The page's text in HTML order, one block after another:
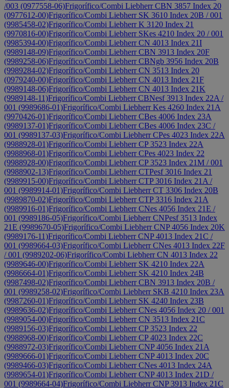
/003 (0977558-06)Frigorífico/Combi Liebherr CBN 3857 Index 20
(0977612-00)Frigorífico/Combi Liebherr SK 3610 Index 20B / 001
(9985458-02)Frigorífico/Combi Liebherr K 3120 Index 21
(9970816-00)Frigorífico/Combi Liebherr SKes 4210 Index 20 / 001
(9985394-00)Frigorífico/Combi Liebherr CN 4013 Index 21I
(9989148-09)Frigorífico/Combi Liebherr CBN 3913 Index 20F
(9989258-06)Frigorífico/Combi Liebherr CBNgb 3956 Index 20B
(9989284-02)Frigorífico/Combi Liebherr CN 3513 Index 20
(0979240-00)Frigorífico/Combi Liebherr CN 4013 Index 21F
(9989148-06)Frigorífico/Combi Liebherr CN 4013 Index 21K
(9989148-11)Frigorífico/Combi Liebherr CBNesf 3913 Index 22A /
001 (9989686-01)Frigorífico/Combi Liebherr Kes 4260 Index 21A
(9970426-01)Frigorífico/Combi Liebherr CBes 4006 Index 23A
(9989137-01)Frigorífico/Combi Liebherr CBes 4006 Index 23C /
001 (9989137-03)Frigorífico/Combi Liebherr CPes 4023 Index 22A
(9988928-01)Frigorífico/Combi Liebherr CP 3523 Index 22A
(9988968-01)Frigorífico/Combi Liebherr CPes 4023 Index 22
(9988928-00)Frigorífico/Combi Liebherr CP 3523 Index 21M / 001
(9988902-13)Frigorífico/Combi Liebherr CTPesf 3016 Index 21
(9989915-00)Frigorífico/Combi Liebherr CTP 3016 Index 21A /
001 (9989914-01)Frigorífico/Combi Liebherr CT 3306 Index 20B
(9989870-02)Frigorífico/Combi Liebherr CTP 3316 Index 21A
(9989916-01)Frigorífico/Combi Liebherr CNes 4056 Index 21E /
001 (9989186-05)Frigorífico/Combi Liebherr CNPesf 3513 Index
21E (9989670-05)Frigorífico/Combi Liebherr CNP 4056 Index 20K
(9989176-11)Frigorífico/Combi Liebherr CNP 4013 Index 21C /
001 (9989664-03)Frigorífico/Combi Liebherr CNes 4013 Index 22F
/ 001 (9989202-06)Frigorífico/Combi Liebherr CN 4013 Index 22
(9989646-00)Frigorífico/Combi Liebherr SK 4210 Index 22A
(9986664-01)Frigorífico/Combi Liebherr SK 4210 Index 24B
(9987498-02)Frigorífico/Combi Liebherr CBN 3913 Index 20B /
001 (9989258-02)Frigorífico/Combi Liebherr SKB 4210 Index 23A
(9987260-01)Frigorífico/Combi Liebherr SK 4240 Index 23B
(9989636-02)Frigorífico/Combi Liebherr CNes 4056 Index 20 / 001
(9989054-00)Frigorífico/Combi Liebherr CN 3513 Index 21C
(9989156-03)Frigorífico/Combi Liebherr CP 3523 Index 22
(9988968-00)Frigorífico/Combi Liebherr CP 4023 Index 22C
(9988972-03)Frigorífico/Combi Liebherr CNP 4056 Index 21A
(9989666-01)Frigorífico/Combi Liebherr CNP 4013 Index 20C
(9989466-03)Frigorífico/Combi Liebherr CNes 4013 Index 24A
(9989654-01)Frigorífico/Combi Liebherr CNP 4013 Index 21D /
001 (9989664-04)Frigorífico/Combi Liebherr CNP 3913 Index 21C